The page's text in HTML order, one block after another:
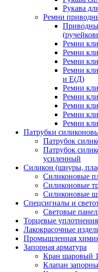
Рукава
Ремни
Ремни
Ремни
Ремни
Ремни
и Е(Д)
Ремни
Ремни
Ремни
Ремни
Ремни
Патрубки
Патрубок
Патрубок
усиленный
Силикон (шнуры,
Силиконовые
Силиконовые
Силиконовые
Спецсигналы и
Световые
Торцевые уплотнения
Лакокрасочные
Промышленная
Запорная арматура
Кран шаровый
Клапан